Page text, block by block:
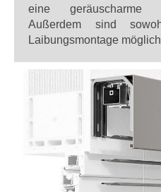
eine geräuscharme
Außerdem sind
Laibungsmontage